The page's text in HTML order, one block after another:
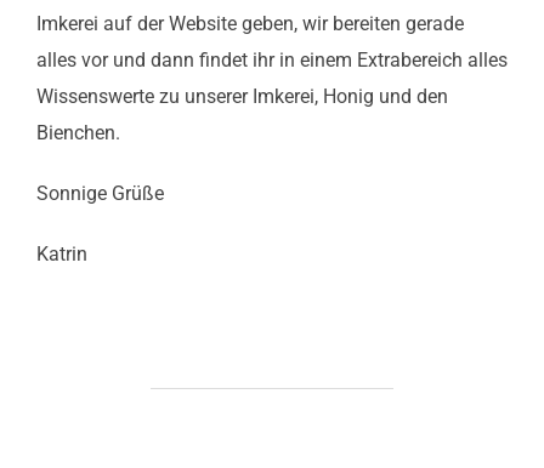
Imkerei auf der Website geben, wir bereiten gerade
alles vor und dann findet ihr in einem Extrabereich alles
Wissenswerte zu unserer Imkerei, Honig und den
Bienchen.
Sonnige Grüße
Katrin